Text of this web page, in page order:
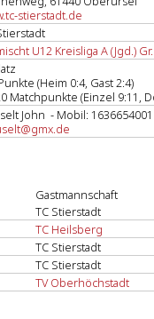
stierstadt.de
U12 Kreisliga A (Jgd.) Gr.
(Heim 0:4, Gast 2:4)
Matchpunkte (Einzel 9:11,
John - Mobil: 1636654001
Gastmannschaft
TC Stierstadt
TC Heilsberg
TC Stierstadt
TC Stierstadt
TV Oberhöchstadt